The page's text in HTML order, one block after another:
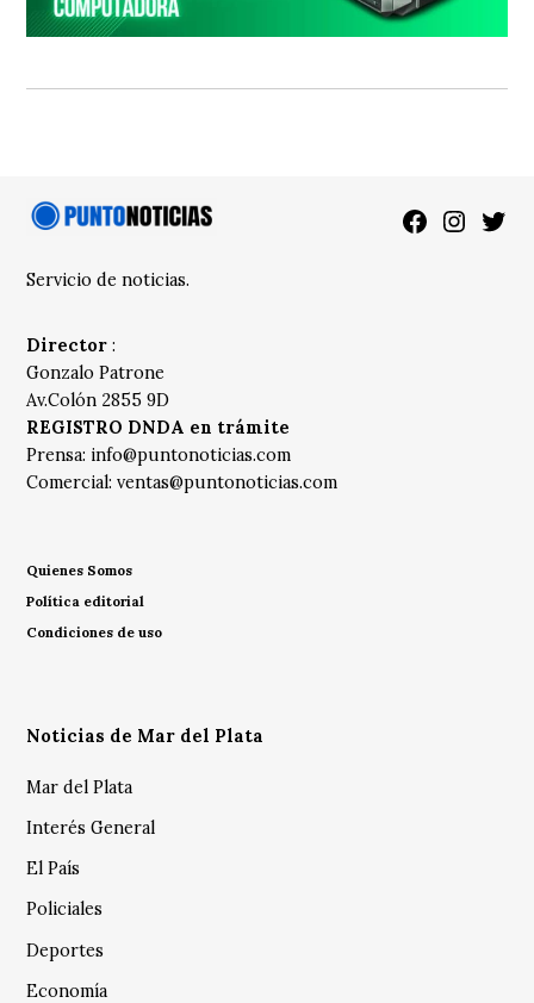
Facebook
Servicio de noticias.
Director :
Gonzalo Patrone
Av.Colón 2855 9D
REGISTRO DNDA en trámite
Prensa: info@puntonoticias.com
Comercial:ventas@puntonoticias.com
Quienes Somos
Política editorial
Condiciones de uso
Noticias de Mar del Plata
Mar del Plata
Interés General
El País
Policiales
Deportes
Economía